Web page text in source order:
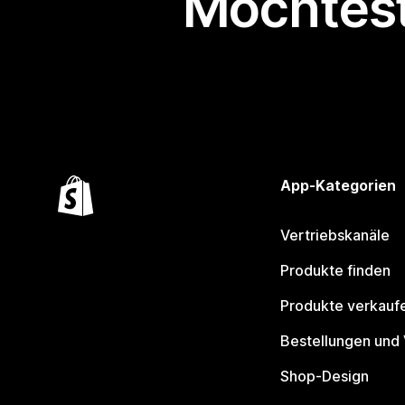
App-Kategorien
Vertriebskanäle
Produkte finden
Produkte
Bestellungen und
Shop-Design